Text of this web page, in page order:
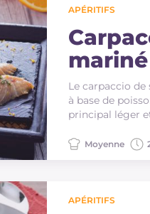
APÉRITIFS
Le carpaccio
à base de
principal léger
Moyenne
APÉRITIFS